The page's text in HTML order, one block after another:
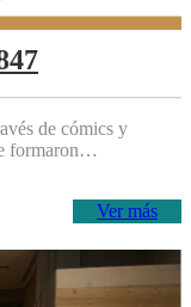
de cómics y
formaron…
Ver más